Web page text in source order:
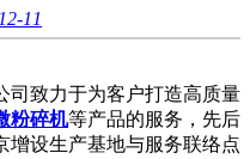
11
致力于为客户打造高质量
粉碎机等产品的服务，先后
增设生产基地与服务联络点